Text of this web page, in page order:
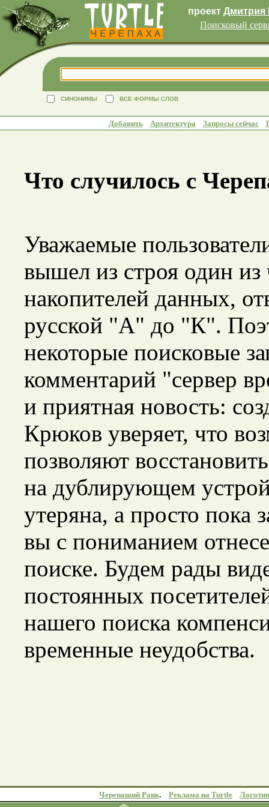
проект Дмитрия
Поисковый
СИНОНИМЫ ВСЕ ФОРМЫ СЛОВ
Добавить Архитектура Запросы сейчас
Что случилось с
Уважаемые
вышел из строя один из
накопителей данных,
русской "А" до "К".
некоторые поисковые
комментарий "сервер
и приятная новость:
Крюков уверяет, что
позволяют
на дублирующем
утеряна, а просто пока
вы с пониманием
поиске. Будем рады
постоянных
нашего поиска
временные неудобства.
Черепаший Ранк. Реклама на Turtle